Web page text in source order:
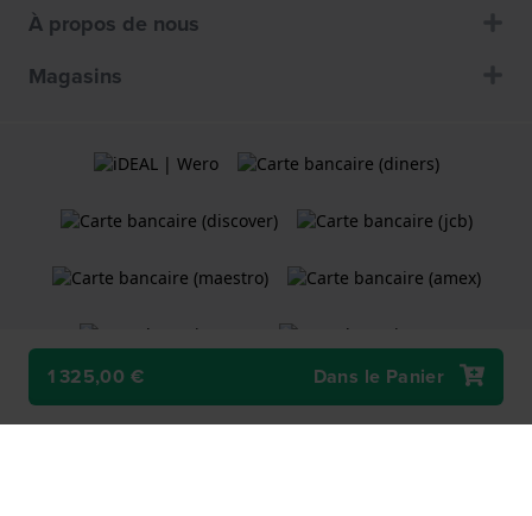
1 325,00 € Dans le Panier
À propos de nous
Magasins